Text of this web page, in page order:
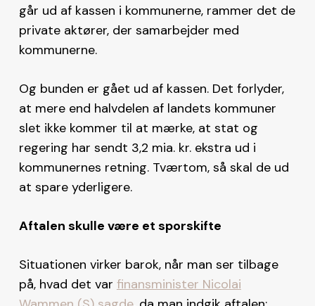
går ud af kassen i kommunerne, rammer det de
private aktører, der samarbejder med
kommunerne.
Og bunden er gået ud af kassen. Det forlyder,
at mere end halvdelen af landets kommuner
slet ikke kommer til at mærke, at stat og
regering har sendt 3,2 mia. kr. ekstra ud i
kommunernes retning. Tværtom, så skal de ud
at spare yderligere.
Aftalen skulle være et sporskifte
Situationen virker barok, når man ser tilbage
på, hvad det var finansminister Nicolai